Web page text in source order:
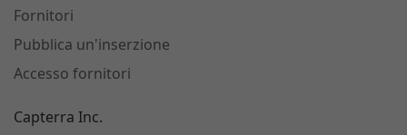
Fornitori
Pubblica un'inserzione
Accesso fornitori
Capterra Inc.